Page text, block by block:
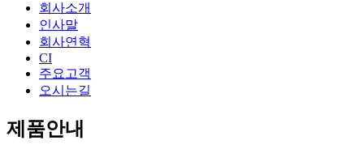
회사소개
인사말
회사연혁
CI
주요고객
오시는길
제품안내